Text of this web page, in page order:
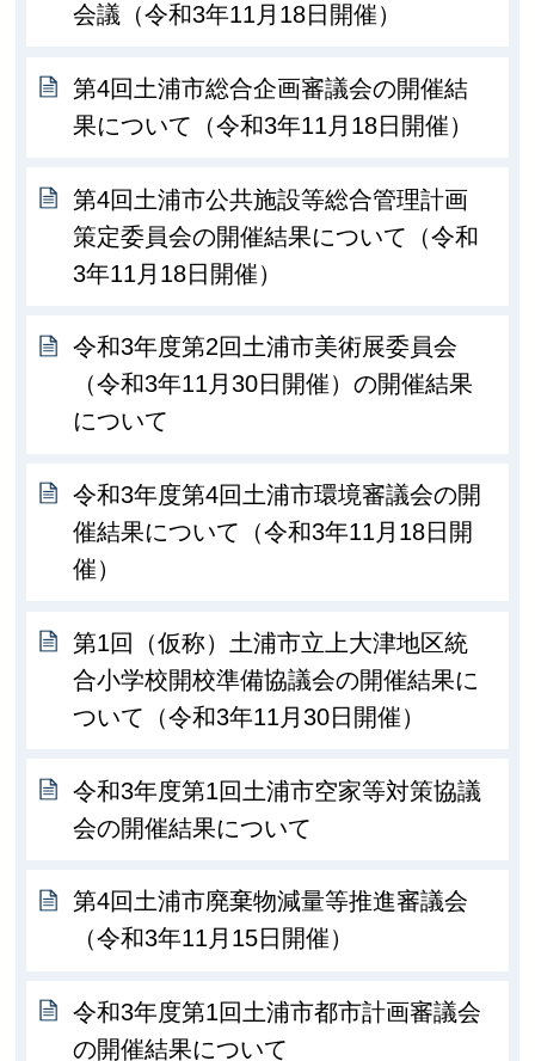
会議（令和3年11月18日開催）
第4回土浦市総合企画審議会の開催結
果について（令和3年11月18日開催）
第4回土浦市公共施設等総合管理計画
策定委員会の開催結果について（令和
3年11月18日開催）
令和3年度第2回土浦市美術展委員会
（令和3年11月30日開催）の開催結果
について
令和3年度第4回土浦市環境審議会の開
催結果について（令和3年11月18日開
催）
第1回（仮称）土浦市立上大津地区統
合小学校開校準備協議会の開催結果に
ついて（令和3年11月30日開催）
令和3年度第1回土浦市空家等対策協議
会の開催結果について
第4回土浦市廃棄物減量等推進審議会
（令和3年11月15日開催）
令和3年度第1回土浦市都市計画審議会
の開催結果について